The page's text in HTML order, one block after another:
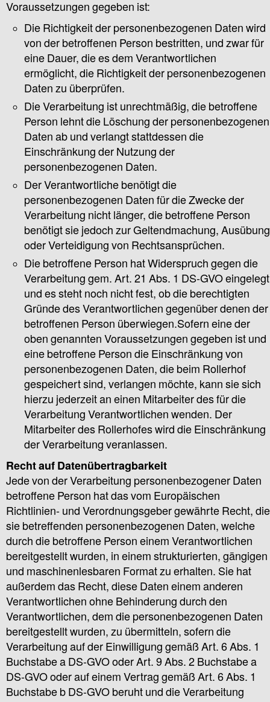
Voraussetzungen gegeben ist:
Die Richtigkeit der personenbezogenen Daten wird
von der betroffenen Person bestritten, und zwar für
eine Dauer, die es dem Verantwortlichen
ermöglicht, die Richtigkeit der personenbezogenen
Daten zu überprüfen.
Die Verarbeitung ist unrechtmäßig, die betroffene
Person lehnt die Löschung der personenbezogenen
Daten ab und verlangt stattdessen die
Einschränkung der Nutzung der
personenbezogenen Daten.
Der Verantwortliche benötigt die
personenbezogenen Daten für die Zwecke der
Verarbeitung nicht länger, die betroffene Person
benötigt sie jedoch zur Geltendmachung, Ausübung
oder Verteidigung von Rechtsansprüchen.
Die betroffene Person hat Widerspruch gegen die
Verarbeitung gem. Art. 21 Abs. 1 DS-GVO eingelegt
und es steht noch nicht fest, ob die berechtigten
Gründe des Verantwortlichen gegenüber denen der
betroffenen Person überwiegen.Sofern eine der
oben genannten Voraussetzungen gegeben ist und
eine betroffene Person die Einschränkung von
personenbezogenen Daten, die beim Rollerhof
gespeichert sind, verlangen möchte, kann sie sich
hierzu jederzeit an einen Mitarbeiter des für die
Verarbeitung Verantwortlichen wenden. Der
Mitarbeiter des Rollerhofes wird die Einschränkung
der Verarbeitung veranlassen.
Recht auf Datenübertragbarkeit
Jede von der Verarbeitung personenbezogener Daten
betroffene Person hat das vom Europäischen
Richtlinien- und Verordnungsgeber gewährte Recht, die
sie betreffenden personenbezogenen Daten, welche
durch die betroffene Person einem Verantwortlichen
bereitgestellt wurden, in einem strukturierten, gängigen
und maschinenlesbaren Format zu erhalten. Sie hat
außerdem das Recht, diese Daten einem anderen
Verantwortlichen ohne Behinderung durch den
Verantwortlichen, dem die personenbezogenen Daten
bereitgestellt wurden, zu übermitteln, sofern die
Verarbeitung auf der Einwilligung gemäß Art. 6 Abs. 1
Buchstabe a DS-GVO oder Art. 9 Abs. 2 Buchstabe a
DS-GVO oder auf einem Vertrag gemäß Art. 6 Abs. 1
Buchstabe b DS-GVO beruht und die Verarbeitung